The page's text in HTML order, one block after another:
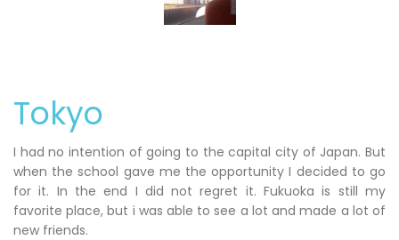
Tokyo
I had no intention of going to the capital city of Japan. But
when the school gave me the opportunity I decided to go
for it. In the end I did not regret it. Fukuoka is still my
favorite place, but i was able to see a lot and made a lot of
new friends.